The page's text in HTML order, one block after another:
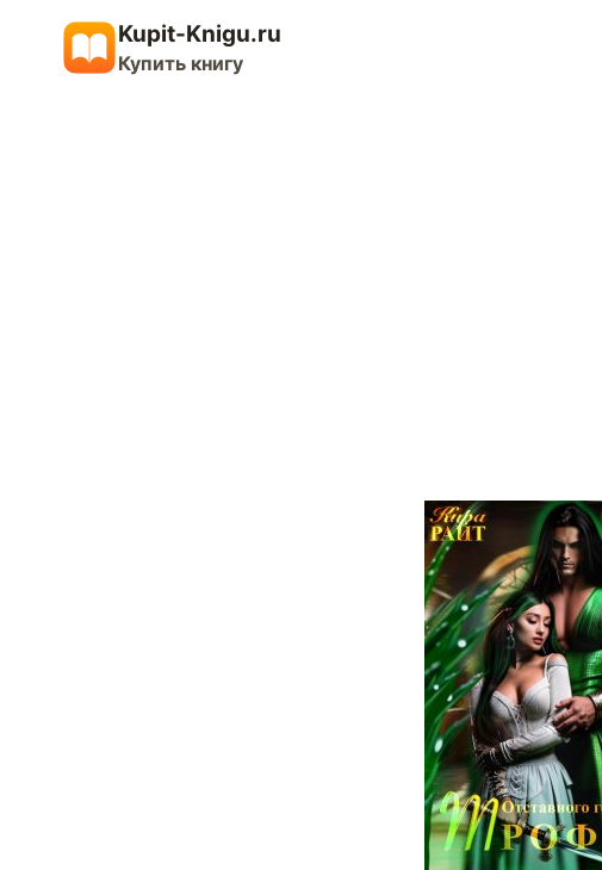
содержимому
Kupit-Knigu.ru
Купить книгу